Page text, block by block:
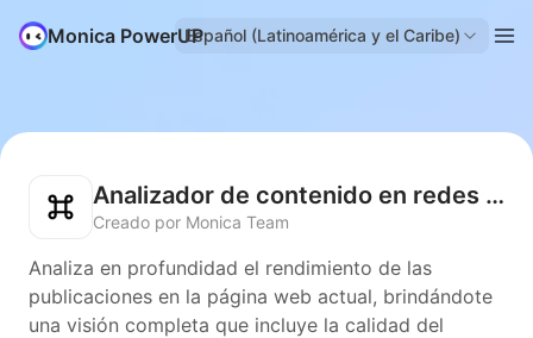
Monica PowerUPEspañol (Latinoamérica y el Caribe)
Analizador de contenido en redes sociales
Creado por Monica Team
Analiza en profundidad el rendimiento de las
publicaciones en la página web actual, brindándote
una visión completa que incluye la calidad del